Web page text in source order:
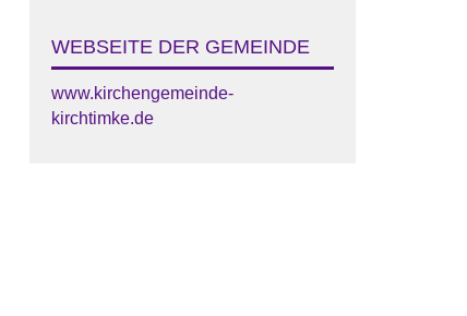
WEBSEITE DER GEMEINDE
www.kirchengemeinde-
kirchtimke.de